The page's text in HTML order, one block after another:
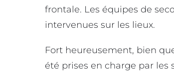
frontale. Les équipes de
intervenues sur les lieux.
Fort heureusement, bien
été prises en charge par les